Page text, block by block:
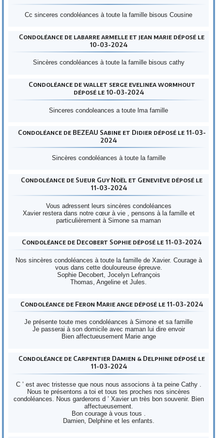
Cc sinceres condoléances à toute la famille bisous Cousine
Condoléance de labarre armelle et jean marie déposé le
10-03-2024
Sincères condoléances à toute la famille bisous cathy
Condoléance de wallet serge evelinea wormhout
déposé le 10-03-2024
Sinceres condoleances a toute lma famille
Condoléance de BEZEAU Sabine et Didier déposé le 11-03-
2024
Sincères condoléances à toute la famille
Condoléance de Sueur Guy Noël et Geneviève déposé le
11-03-2024
Vous adressent leurs sincères condoléances
Xavier restera dans notre cœur à vie , pensons à la famille et
particulièrement à Simone sa maman
Condoléance de Decobert Sophie déposé le 11-03-2024
Nos sincères condoléances à toute la famille de Xavier. Courage à
vous dans cette douloureuse épreuve.
Sophie Decobert, Jocelyn Lefrançois
Thomas, Angeline et Jules.
Condoléance de Feron Marie ange déposé le 11-03-2024
Je présente toute mes condoléances à Simone et sa famille
Je passerai à son domicile avec maman lui dire envoir
Bien affectueusement Marie ange
Condoléance de Carpentier Damien & Delphine déposé le
11-03-2024
C ’ est avec tristesse que nous nous associons à ta peine Cathy .
Nous te présentons a toi et tous tes proches nos sincères
condoléances. Nous garderons d ’ Xavier un très bon souvenir. Bien
affectueusement.
Bon courage à vous tous .
Damien, Delphine et les enfants.